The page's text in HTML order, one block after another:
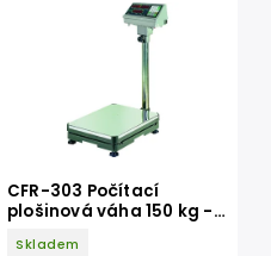
CFR-303 Počítací
plošinová váha 150 kg -
Skladem